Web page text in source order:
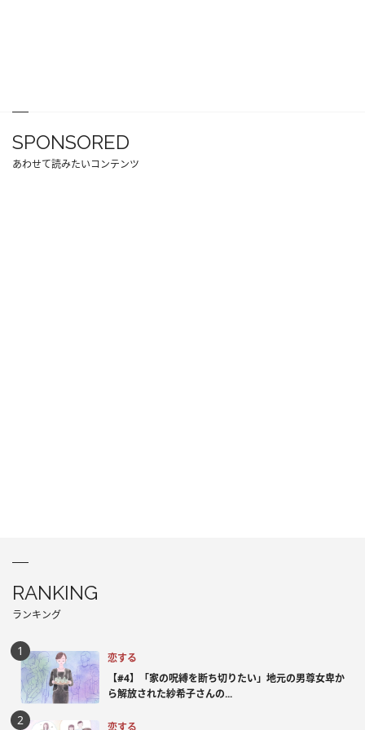
SPONSORED
あわせて読みたいコンテンツ
RANKING
ランキング
恋する
【#4】「家の呪縛を断ち切りたい」地元の男尊女卑か
ら解放された紗希子さんの...
恋する